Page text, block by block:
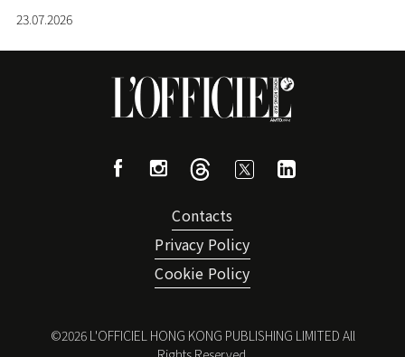
23.07.2026
Contacts
Privacy Policy
Cookie Policy
©2026L'OFFICIEL HONG KONG PUBLISHING LIMITED All